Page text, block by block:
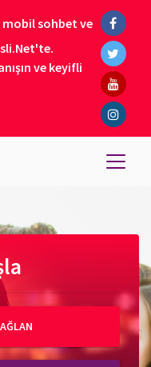
sohbet ve
ve keyifli